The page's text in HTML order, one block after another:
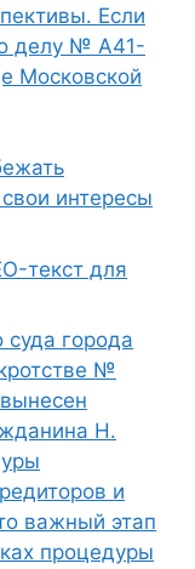
Если
делу № А41-
Московской
интересы
текст для
города
№
Н.
и
важный этап
процедуры